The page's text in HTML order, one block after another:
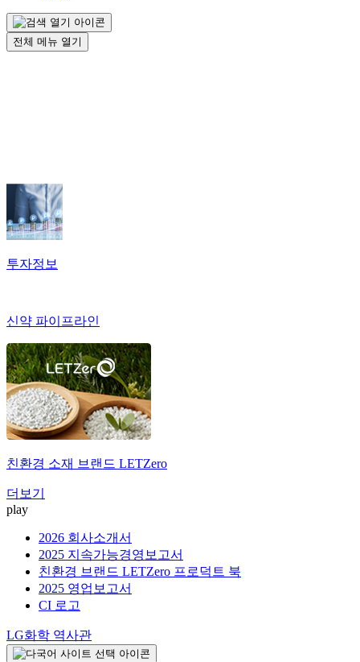
전체 메뉴 열기
투자정보
신약 파이프라인
친환경 소재 브랜드 LETZero
더보기
play
2026 회사소개서
2025 지속가능경영보고서
친환경 브랜드 LETZero 프로덕트 북
2025 영업보고서
CI 로고
LG화학 역사관